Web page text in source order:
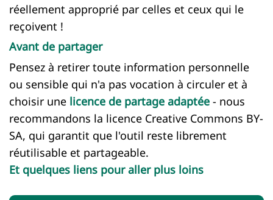
réellement approprié par celles et ceux qui le
reçoivent !
Avant de partager
Pensez à retirer toute information personnelle
ou sensible qui n'a pas vocation à circuler et à
choisir une licence de partage adaptée - nous
recommandons la licence Creative Commons BY-
SA, qui garantit que l'outil reste librement
réutilisable et partageable.
Et quelques liens pour aller plus loins